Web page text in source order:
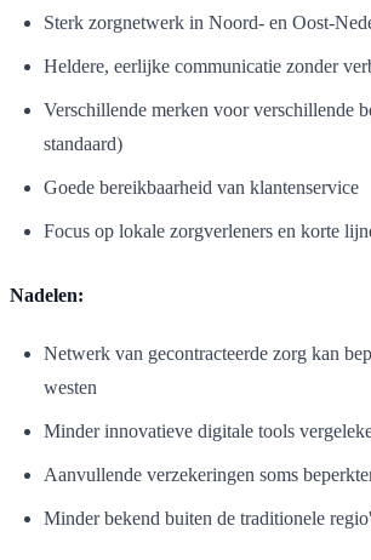
Sterk zorgnetwerk in Noord- en Oost-
Heldere, eerlijke communicatie zonder
Verschillende merken voor verschillende
standaard)
Goede bereikbaarheid van klantenservice
Focus op lokale zorgverleners en korte
Nadelen:
Netwerk van gecontracteerde zorg kan
westen
Minder innovatieve digitale tools
Aanvullende verzekeringen soms
Minder bekend buiten de traditionele